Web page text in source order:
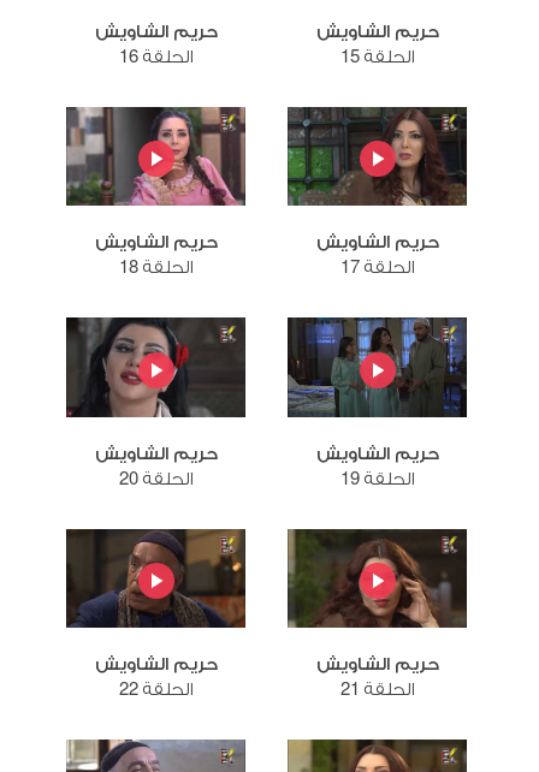
حريم الشاويش
الحلقة 15
حريم الشاويش
الحلقة 16
حريم الشاويش
الحلقة 17
حريم الشاويش
الحلقة 18
حريم الشاويش
الحلقة 19
حريم الشاويش
الحلقة 20
حريم الشاويش
الحلقة 21
حريم الشاويش
الحلقة 22